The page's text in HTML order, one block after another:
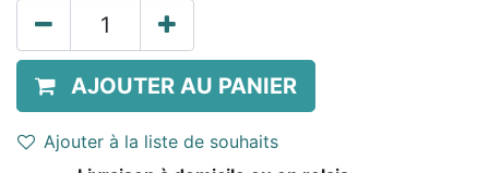
AJOUTER AU PANIER
Ajouter à la liste de souhaits